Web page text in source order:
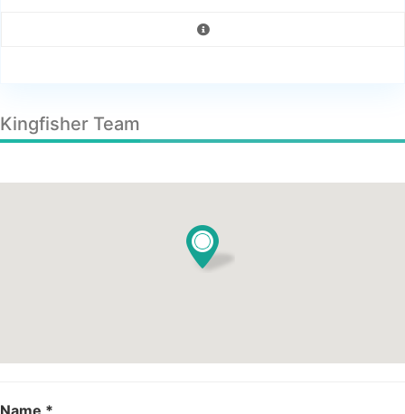
Kingfisher Team